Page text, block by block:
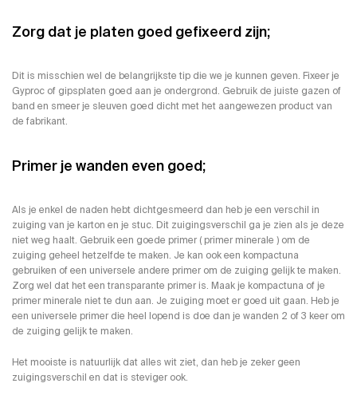
Zorg dat je platen goed gefixeerd zijn;
Dit is misschien wel de belangrijkste tip die we je kunnen geven. Fixeer je
Gyproc of gipsplaten goed aan je ondergrond. Gebruik de juiste gazen of
band en smeer je sleuven goed dicht met het aangewezen product van
de fabrikant.
Primer je wanden even goed;
Als je enkel de naden hebt dichtgesmeerd dan heb je een verschil in
zuiging van je karton en je stuc. Dit zuigingsverschil ga je zien als je deze
niet weg haalt. Gebruik een goede primer ( primer minerale ) om de
zuiging geheel hetzelfde te maken. Je kan ook een kompactuna
gebruiken of een universele andere primer om de zuiging gelijk te maken.
Zorg wel dat het een transparante primer is. Maak je kompactuna of je
primer minerale niet te dun aan. Je zuiging moet er goed uit gaan. Heb je
een universele primer die heel lopend is doe dan je wanden 2 of 3 keer om
de zuiging gelijk te maken.
Het mooiste is natuurlijk dat alles wit ziet, dan heb je zeker geen
zuigingsverschil en dat is steviger ook.